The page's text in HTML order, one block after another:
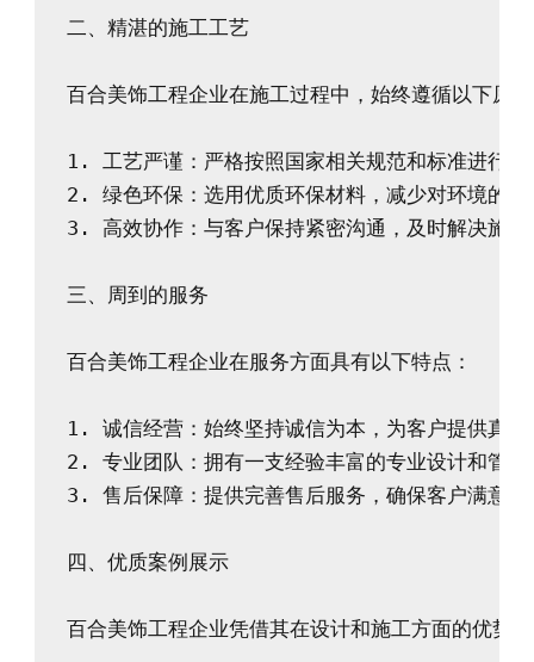
二、精湛的施工工艺
百合美饰工程企业在施工过程中，始终遵循以下原
1. 工艺严谨：严格按照国家相关规范和标准进行施
2. 绿色环保：选用优质环保材料，减少对环境的影
3. 高效协作：与客户保持紧密沟通，及时解决施工
三、周到的服务
百合美饰工程企业在服务方面具有以下特点：
1. 诚信经营：始终坚持诚信为本，为客户提供真诚
2. 专业团队：拥有一支经验丰富的专业设计和管
3. 售后保障：提供完善售后服务，确保客户满意。
四、优质案例展示
百合美饰工程企业凭借其在设计和施工方面的优势